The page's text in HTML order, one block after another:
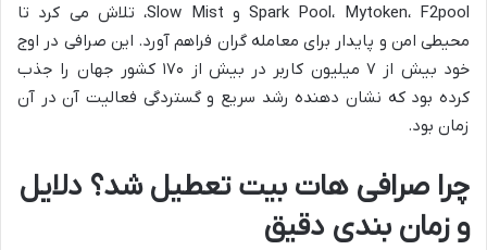
Spark Pool، Mytoken، F2pool و Slow Mist، تلاش می کرد تا
محیطی امن و پایدار برای معامله گران فراهم آورد. این صرافی در اوج
خود بیش از ۷ میلیون کاربر در بیش از ۱۷۰ کشور جهان را جذب
کرده بود که نشان دهنده رشد سریع و گستردگی فعالیت آن در آن
زمان بود.
چرا صرافی هات بیت تعطیل شد؟ دلایل
و زمان بندی دقیق